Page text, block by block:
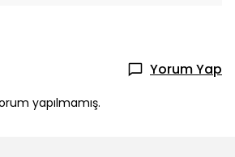
Yorum Yap
yapılmamış.